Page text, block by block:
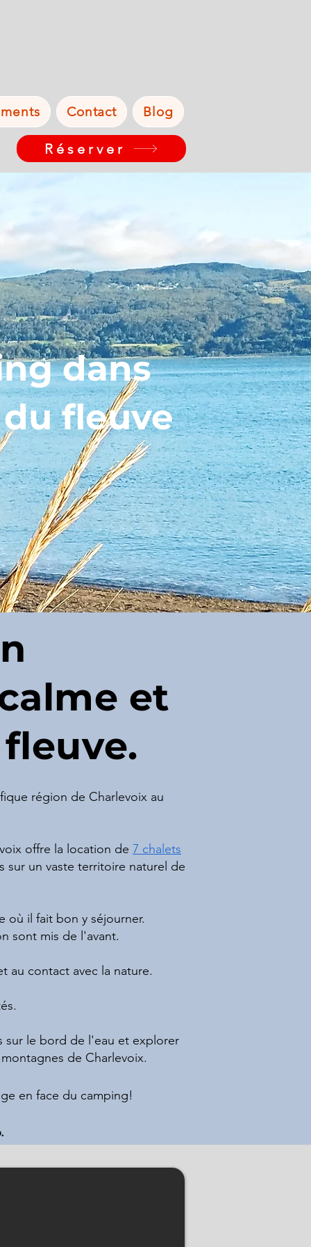
Contact Blog
Réserver
dans
fleuve
et
région de Charlevoix au
offre la location de 7 chalets
sur un vaste territoire naturel de
où il fait bon y séjourner.
sont mis de l'avant.
au contact avec la nature.
sur le bord de l'eau et explorer
de Charlevoix.​
en face du camping!
Charlevoix.